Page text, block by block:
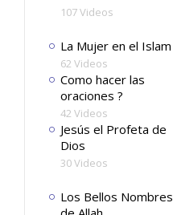
107 Videos
La Mujer en el Islam
62 Videos
Como hacer las
oraciones ?
42 Videos
Jesús el Profeta de
Dios
30 Videos
Los Bellos Nombres